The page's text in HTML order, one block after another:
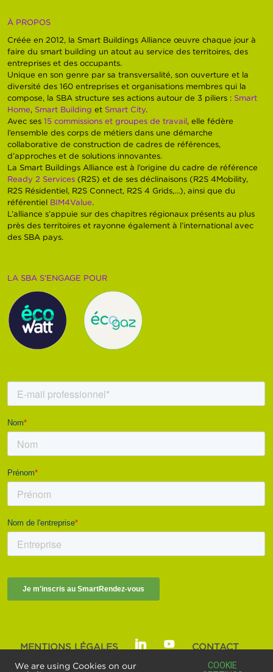
À PROPOS
Créée en 2012, la Smart Buildings Alliance œuvre chaque jour à
faire du smart building un atout au service des territoires, des
entreprises et des occupants.
Unique en son genre par sa transversalité, son ouverture et la
diversité des 160 entreprises et organisations membres qui la
compose, la SBA structure ses actions autour de 3 piliers : Smart
Home, Smart Building et Smart City.
Avec ses15 commissions et groupes de travail, elle fédère
l’ensemble des corps de métiers dans une démarche
collaborative de construction de cadres de références,
d’approches et de solutions innovantes.
La Smart Buildings Alliance est à l’origine du cadre de référence
Ready 2 Services (R2S) et de ses déclinaisons (R2S 4Mobility,
R2S Résidentiel, R2S Connect, R2S 4 Grids,…), ainsi que du
référentiel BIM4Value.
L’alliance s’appuie sur des chapitres régionaux présents au plus
près des territoires et rayonne également à l’international avec
des SBA pays.
LA SBA S’ENGAGE POUR
MENTIONS LÉGALES
CONTACT
SMART BUILDINGS ALLIANCE | © 2025
We are using Cookies on our
COOKIE